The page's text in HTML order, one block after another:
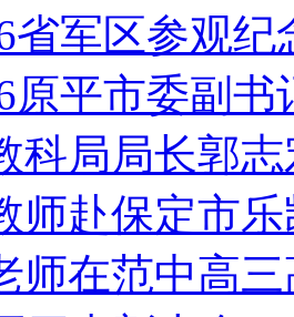
省军区参观纪
原平市委副
科局局长郭
师赴保定市
师在范中高